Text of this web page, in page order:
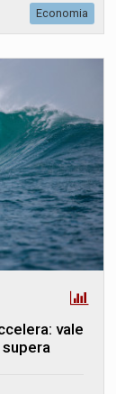
Economia
vale